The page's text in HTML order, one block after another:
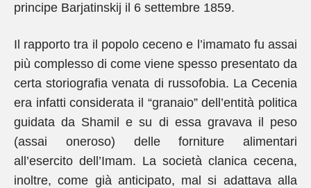
principe Barjatinskij il 6 settembre 1859.
Il rapporto tra il popolo ceceno e l’imamato fu assai
più complesso di come viene spesso presentato da
certa storiografia venata di russofobia. La Cecenia
era infatti considerata il “granaio” dell’entità politica
guidata da Shamil e su di essa gravava il peso
(assai oneroso) delle forniture alimentari
all’esercito dell’Imam. La società clanica cecena,
inoltre, come già anticipato, mal si adattava alla